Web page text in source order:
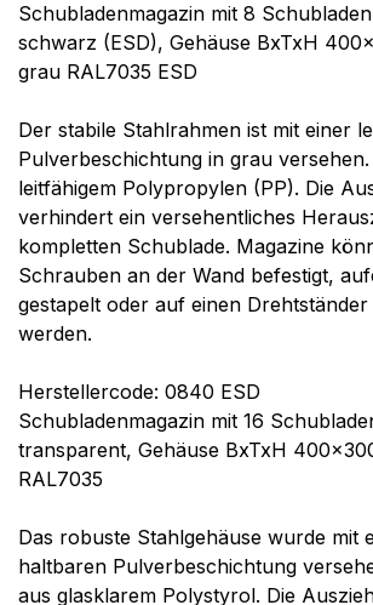
Schubladenmagazin mit 8
schwarz (ESD), Gehäuse BxTxH
grau RAL7035 ESD
Der stabile Stahlrahmen ist mit einer
Pulverbeschichtung in grau
leitfähigem Polypropylen (PP). Die
verhindert ein versehentliches
kompletten Schublade. Magazine
Schrauben an der Wand befestigt,
gestapelt oder auf einen
werden.
Herstellercode: 0840 ESD
Schubladenmagazin mit 16
transparent, Gehäuse BxTxH
RAL7035
Das robuste Stahlgehäuse wurde mit
haltbaren Pulverbeschichtung
aus glasklarem Polystyrol. Die